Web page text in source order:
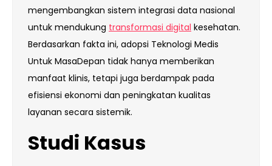
mengembangkan sistem integrasi data nasional
untuk mendukung transformasi digital kesehatan.
Berdasarkan fakta ini, adopsi Teknologi Medis
Untuk MasaDepan tidak hanya memberikan
manfaat klinis, tetapi juga berdampak pada
efisiensi ekonomi dan peningkatan kualitas
layanan secara sistemik.
Studi Kasus